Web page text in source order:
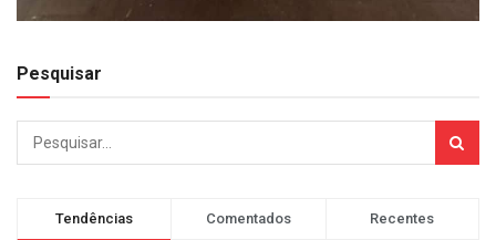
Pesquisar
Tendências Comentados Recentes